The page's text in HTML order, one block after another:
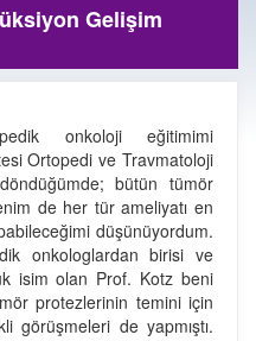
Gelişim
onkoloji eğitimimi
Ortopedi ve Travmatoloji
bütün tümör
de her tür ameliyatı en
düşünüyordum.
onkologlardan birisi ve
isim olan Prof. Kotz beni
protezlerinin temini için
görüşmeleri de yapmıştı.